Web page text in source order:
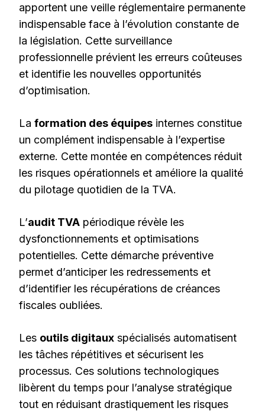
apportent une veille réglementaire permanente
indispensable face à l’évolution constante de
la législation. Cette surveillance
professionnelle prévient les erreurs coûteuses
et identifie les nouvelles opportunités
d’optimisation.
La formation des équipes internes constitue
un complément indispensable à l’expertise
externe. Cette montée en compétences réduit
les risques opérationnels et améliore la qualité
du pilotage quotidien de la TVA.
L’audit TVA périodique révèle les
dysfonctionnements et optimisations
potentielles. Cette démarche préventive
permet d’anticiper les redressements et
d’identifier les récupérations de créances
fiscales oubliées.
Les outils digitaux spécialisés automatisent
les tâches répétitives et sécurisent les
processus. Ces solutions technologiques
libèrent du temps pour l’analyse stratégique
tout en réduisant drastiquement les risques